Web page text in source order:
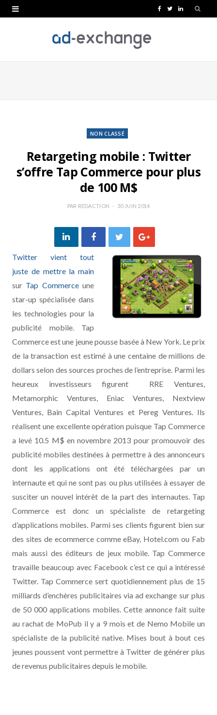
e
T
t
L
k
NON CLASSÉ
Retargeting mobile : Twitter
s’offre Tap Commerce pour plus
de 100 M$
PAR REDACTION 30 JUIN 2014
Twitter vient tout
juste de mettre la main
sur Tap Commerceune
star-up spécialisée dans
les technologies pour la
publicité mobile. Tap
Commerce est une jeune pousse basée à New York. Le prix
de la transaction est estimé à une centaine de millions de
dollars selon des sources proches de l’entreprise. Parmi les
heureux investisseurs figurent RRE Ventures,
Metamorphic Ventures, Eniac Ventures, Nextview
Ventures, Bain Capital Ventures et Pereg Ventures. Ils
réalisent une excellente opération puisque Tap Commerce
a levé 10.5 M$ en novembre 2013 pour promouvoir des
publicité mobiles destinées à permettre à des annonceurs
dont les applications ont été téléchargées par un
internaute et qui ne sont pas ou plus utilisées à essayer de
susciter un nouvel intérêt de la part des internautes. Tap
Commerce est donc un spécialiste de retargeting
d’applications mobiles. Parmi ses clients figurent bien sur
des sites de ecommerce comme eBay, Hotel.com ou Fab
mais aussi des éditeurs de jeux mobile. Tap Commerce
travaille beaucoup avec Facebook c’est ce qui a intéressé
Twitter. Tap Commerce sert quotidiennement plus de 15
milliards d’enchères publicitaires via ad exchange sur plus
de 50 000 applications mobiles. Cette annonce fait suite
au rachat de MoPub il y a 9 mois et de Nemo Mobile un
spécialiste de la publicité native. Mises bout à bout ces
jeunes poussent vont permettre à Twitter de générer plus
de revenus publicitaires depuis le mobile.